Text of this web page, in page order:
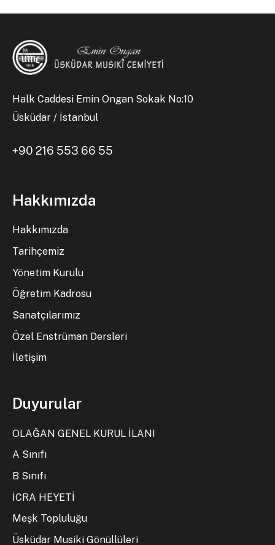
Halk Caddesi Emin Ongan Sokak No:10
Üsküdar / İstanbul
+90 216 553 66 55
Hakkımızda
Hakkımızda
Tarihçemiz
Yönetim Kurulu
Öğretim Kadrosu
Sanatçılarımız
Özel Enstrüman Dersleri
İletişim
Duyurular
OLAĞAN GENEL KURUL İLANI
A Sınıfı
B Sınıfı
İCRA HEYETİ
Meşk Topluluğu
Üsküdar Musiki Gönüllüleri